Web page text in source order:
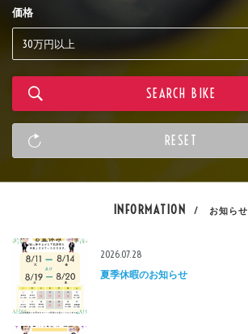
価格
INFORMATION / お知らせ
2026.07.28
夏季休暇のお知らせ